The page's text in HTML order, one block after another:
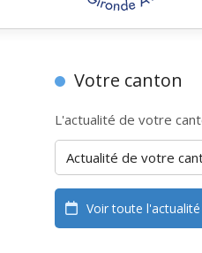
Votre canton
L'actualité de votre
Voir toute l'actualité